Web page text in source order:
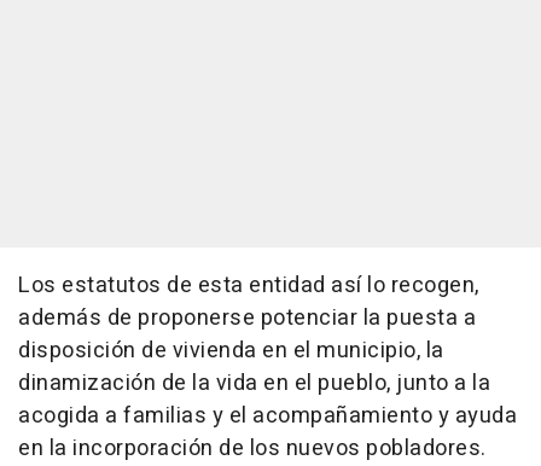
Los estatutos de esta entidad así lo recogen,
además de proponerse potenciar la puesta a
disposición de vivienda en el municipio, la
dinamización de la vida en el pueblo, junto a la
acogida a familias y el acompañamiento y ayuda
en la incorporación de los nuevos pobladores.